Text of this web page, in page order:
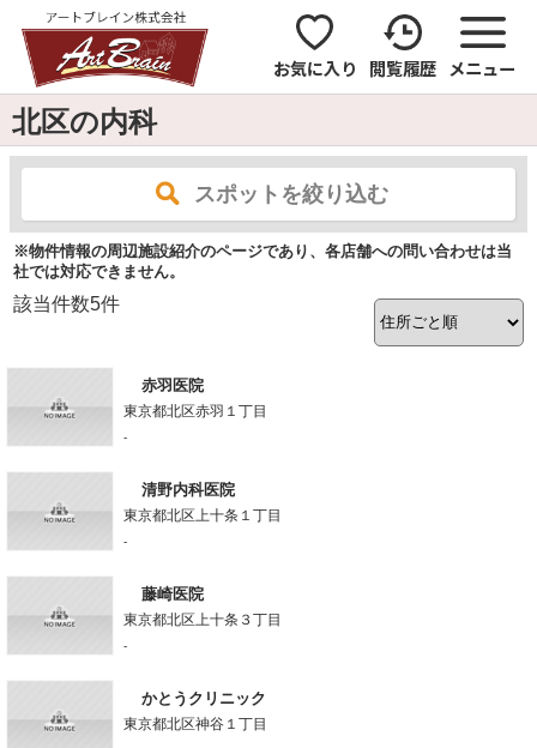
お気に入り 閲覧履歴 メニュー
北区の内科
スポットを絞り込む
※物件情報の周辺施設紹介のページであり、各店舗への問い合わせは当
社では対応できません。
該当件数5件
赤羽医院
東京都北区赤羽１丁目
-
清野内科医院
東京都北区上十条１丁目
-
藤崎医院
東京都北区上十条３丁目
-
かとうクリニック
東京都北区神谷１丁目